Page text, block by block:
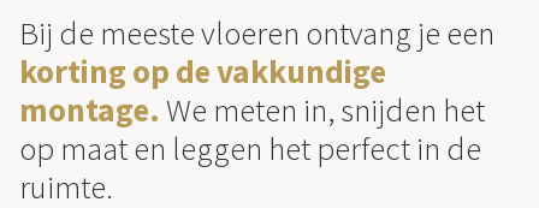
Bij de meeste vloeren ontvang je een
korting op de vakkundige
montage. We meten in, snijden het
op maat en leggen het perfect in de
ruimte.